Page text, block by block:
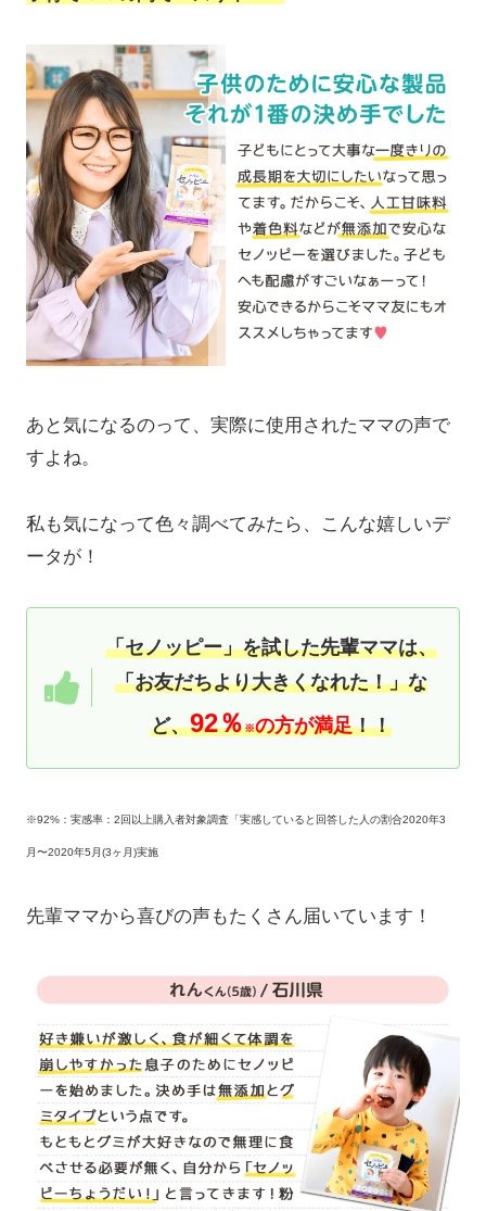
あと気になるのって、実際に使用されたママの声で
すよね。
私も気になって色々調べてみたら、こんな嬉しいデ
ータが！
「セノッピー」を試した先輩ママは、
「お友だちより大きくなれた！」な
ど、92％※の方が満足！！
※92%：実感率：2回以上購入者対象調査「実感していると回答した人の割合2020年3
月〜2020年5月(3ヶ月)実施
先輩ママから喜びの声もたくさん届いています！